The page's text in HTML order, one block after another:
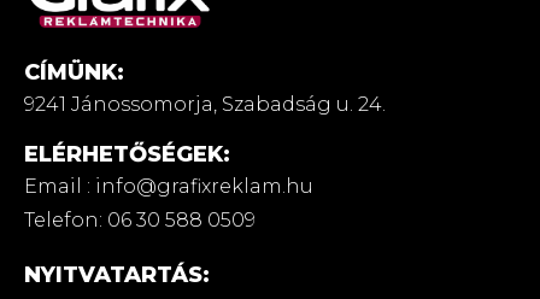
CÍMÜNK:
9241 Jánossomorja, Szabadság u. 24.
ELÉRHETŐSÉGEK:
Email : info@grafixreklam.hu
Telefon: 06 30 588 0509
NYITVATARTÁS: